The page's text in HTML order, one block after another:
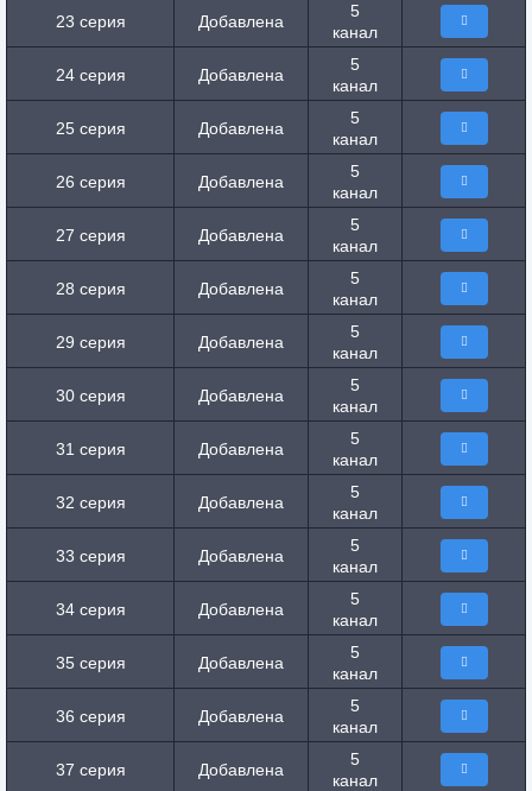
23 серия Добавлена
5
канал
24 серия Добавлена
5
канал
25 серия Добавлена
5
канал
26 серия Добавлена
5
канал
27 серия Добавлена
5
канал
28 серия Добавлена
5
канал
29 серия Добавлена
5
канал
30 серия Добавлена
5
канал
31 серия Добавлена
5
канал
32 серия Добавлена
5
канал
33 серия Добавлена
5
канал
34 серия Добавлена
5
канал
35 серия Добавлена
5
канал
36 серия Добавлена
5
канал
37 серия Добавлена
5
канал